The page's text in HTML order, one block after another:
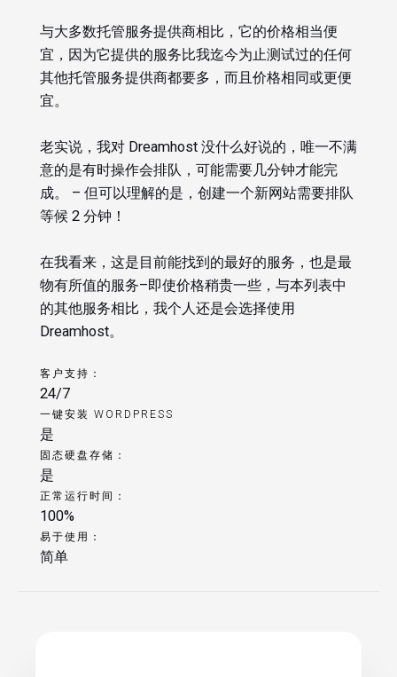
与大多数托管服务提供商相比，它的价格相当便
宜，因为它提供的服务比我迄今为止测试过的任何
其他托管服务提供商都要多，而且价格相同或更便
宜。
老实说，我对 Dreamhost 没什么好说的，唯一不满
意的是有时操作会排队，可能需要几分钟才能完
成。 – 但可以理解的是，创建一个新网站需要排队
等候 2 分钟！
在我看来，这是目前能找到的最好的服务，也是最
物有所值的服务–即使价格稍贵一些，与本列表中
的其他服务相比，我个人还是会选择使用
Dreamhost。
客户支持：
24/7
一键安装 WORDPRESS
是
固态硬盘存储：
是
正常运行时间：
100%
易于使用：
简单